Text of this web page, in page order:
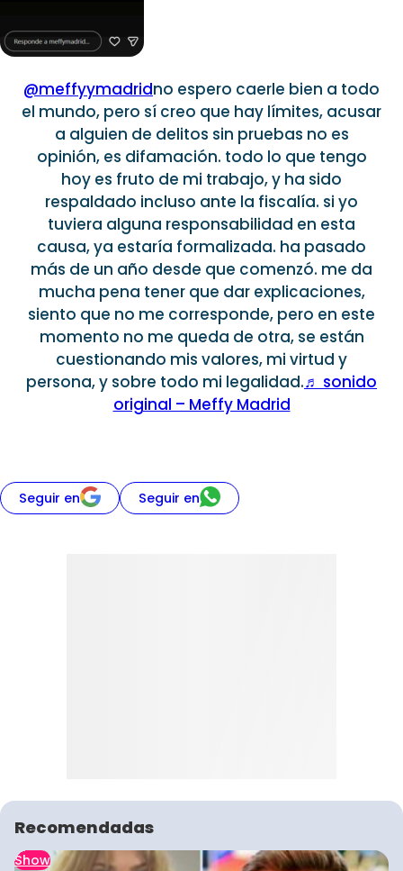
@meffyymadridno espero caerle bien a todo
el mundo, pero sí creo que hay límites, acusar
a alguien de delitos sin pruebas no es
opinión, es difamación. todo lo que tengo
hoy es fruto de mi trabajo, y ha sido
respaldado incluso ante la fiscalía. si yo
tuviera alguna responsabilidad en esta
causa, ya estaría formalizada. ha pasado
más de un año desde que comenzó. me da
mucha pena tener que dar explicaciones,
siento que no me corresponde, pero en este
momento no me queda de otra, se están
cuestionando mis valores, mi virtud y
persona, y sobre todo mi legalidad.♬ sonido
original – Meffy Madrid
Seguir en Seguir en
Recomendadas
Show